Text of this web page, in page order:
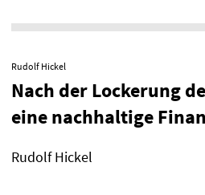
Rudolf Hickel
Nach der Lockerung
eine nachhaltige
Rudolf Hickel